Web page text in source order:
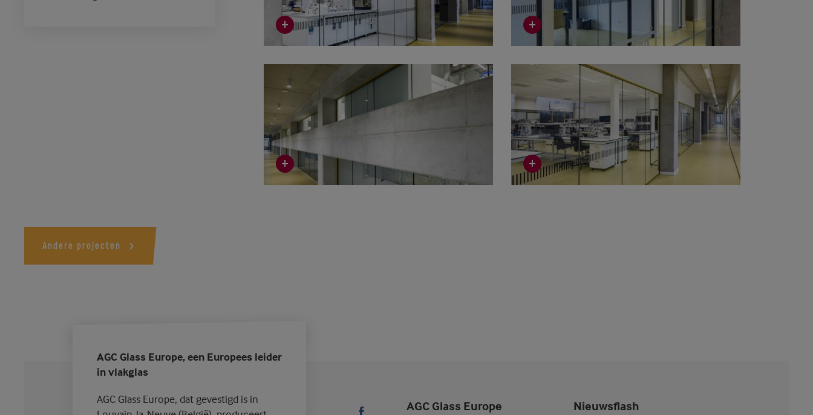
Andere projecten
AGC Glass Europe, een Europees leider
in vlakglas
AGC Glass Europe, dat gevestigd is in
AGC Glass Europe Nieuwsflash